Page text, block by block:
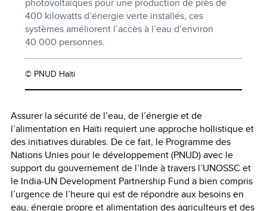
400 kilowatts d’énergie verte installés, ces
systèmes améliorent l’accès à l’eau d’environ
40 000 personnes.
© PNUD Haïti
Assurer la sécurité de l’eau, de l’énergie et de
l’alimentation en Haïti requiert une approche hollistique et
des initiatives durables. De ce fait, le Programme des
Nations Unies pour le développement (PNUD) avec le
support du gouvernement de l’Inde à travers l’UNOSSC et
le India-UN Development Partnership Fund a bien compris
l’urgence de l’heure qui est de répondre aux besoins en
eau, énergie propre et alimentation des agriculteurs et des